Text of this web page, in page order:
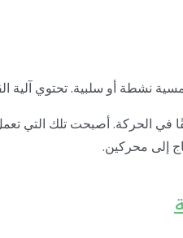
نشطة أو سلبية. تحتوي
الحركة. أصبحت تلك التي تعمل
إلى محركين.